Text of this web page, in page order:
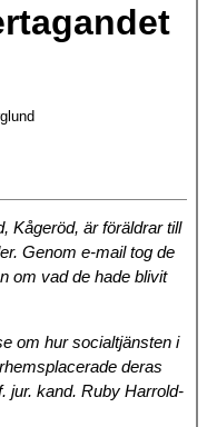
Kågeröd, är föräldrar till
Genom e-mail tog de
om vad de hade blivit
om hur socialtjänsten i
deras
jur. kand. Ruby Harrold-